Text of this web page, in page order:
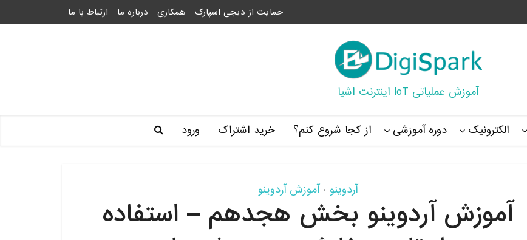
حمایت از دیجی اسپارک همکاری درباره ما ارتباط با ما
آموزش عملیاتی IoT اینترنت اشیا
الکترونیک دوره آموزشی از کجا شروع کنم؟ خرید اشتراک ورود
آردوینو • آموزش آردوینو
آموزش آردوینو بخش هجدهم – استفاده